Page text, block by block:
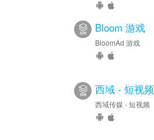
Bloom 游戏
BloomAd 游戏
西域 - 短视频
西域传媒 - 短视频